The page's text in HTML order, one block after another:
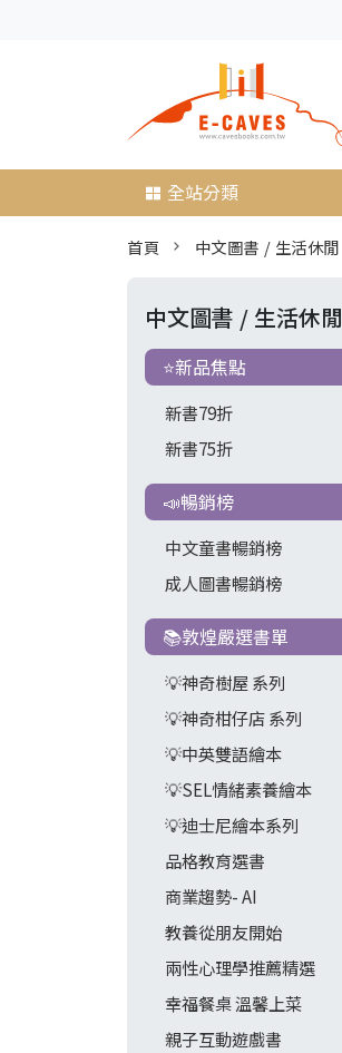
全站分類
首頁 中文圖書 / 生活休閒
中文圖書 / 生活休閒
⭐新品焦點
新書79折
新書75折
📣暢銷榜
中文童書暢銷榜
成人圖書暢銷榜
📚敦煌嚴選書單
💡神奇樹屋 系列
💡神奇柑仔店 系列
💡中英雙語繪本
💡SEL情緒素養繪本
💡迪士尼繪本系列
品格教育選書
商業趨勢- AI
教養從朋友開始
兩性心理學推薦精選
幸福餐桌 溫馨上菜
親子互動遊戲書